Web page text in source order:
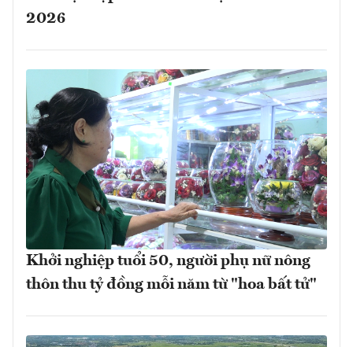
2026
Khởi nghiệp tuổi 50, người phụ nữ nông
thôn thu tỷ đồng mỗi năm từ "hoa bất tử"